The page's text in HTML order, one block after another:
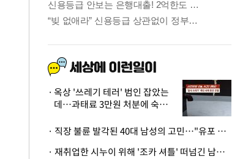
옥상 '쓰레기 테러' 범인 잡았는
데…과태료 3만원 처분에 숙박업
· 직장 불륜 발각된 40대 남성의 고민…"유포 동료 명예훼손·협박죄 고소 가능할까"
· 재취업한 시누이 위해 '조카 셔틀' 떠넘긴 남편…아내 "난 못한다"